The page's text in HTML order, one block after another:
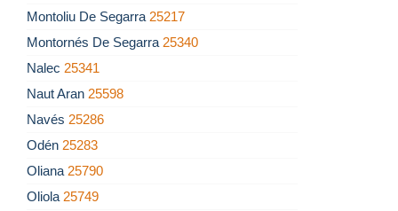
Montoliu De Segarra 25217
Montornés De Segarra 25340
Nalec 25341
Naut Aran 25598
Navés 25286
Odén 25283
Oliana 25790
Oliola 25749